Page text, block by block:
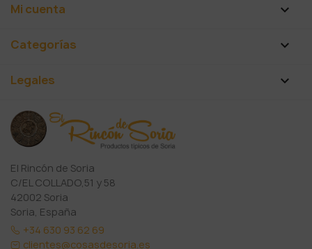
Mi cuenta 
Categorías 
Legales 
El Rincón de Soria
C/EL COLLADO,51 y 58
42002 Soria
Soria, España
+34 630 93 62 69
clientes@cosasdesoria.es